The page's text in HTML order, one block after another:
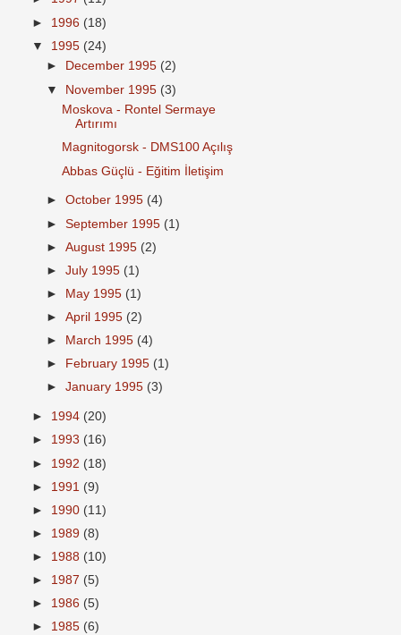
► 1996 (18)
▼ 1995 (24)
►
December 1995 (2)
▼ November 1995 (3)
Moskova - Rontel Sermaye
Artırımı
Magnitogorsk - DMS100 Açılış
Abbas Güçlü - Eğitim İletişim
►October 1995 (4)
►September 1995 (1)
►August 1995 (2)
►July 1995 (1)
►
May 1995 (1)
►April 1995 (2)
►
March 1995 (4)
►
February 1995 (1)
►January 1995 (3)
► 1994 (20)
► 1993 (16)
► 1992 (18)
► 1991 (9)
► 1990 (11)
► 1989 (8)
► 1988 (10)
► 1987 (5)
► 1986 (5)
► 1985 (6)